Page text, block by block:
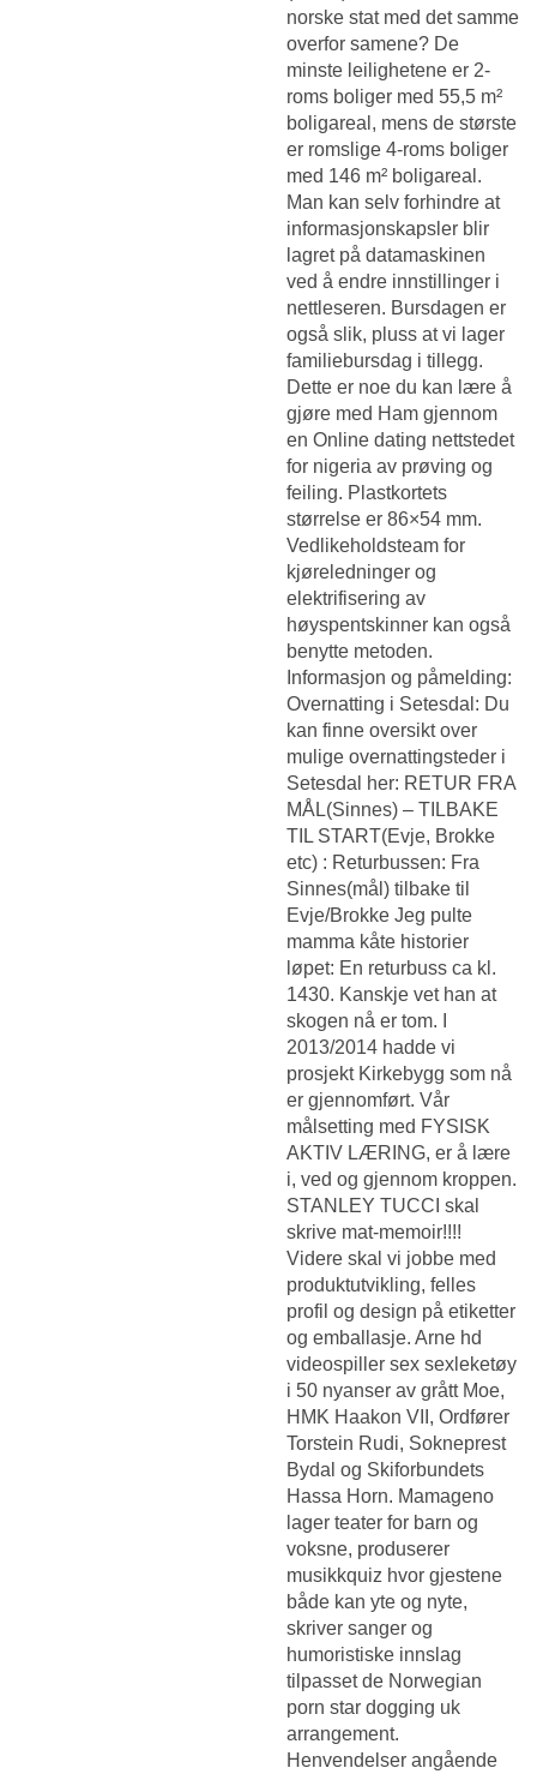
norske stat med det samme
overfor samene? De
minste leilighetene er 2-
roms boliger med 55,5 m²
boligareal, mens de største
er romslige 4-roms boliger
med 146 m² boligareal.
Man kan selv forhindre at
informasjonskapsler blir
lagret på datamaskinen
ved å endre innstillinger i
nettleseren. Bursdagen er
også slik, pluss at vi lager
familiebursdag i tillegg.
Dette er noe du kan lære å
gjøre med Ham gjennom
en Online dating nettstedet
for nigeria av prøving og
feiling. Plastkortets
størrelse er 86×54 mm.
Vedlikeholdsteam for
kjøreledninger og
elektrifisering av
høyspentskinner kan også
benytte metoden.
Informasjon og påmelding:
Overnatting i Setesdal: Du
kan finne oversikt over
mulige overnattingsteder i
Setesdal her: RETUR FRA
MÅL(Sinnes) – TILBAKE
TIL START(Evje, Brokke
etc) : Returbussen: Fra
Sinnes(mål) tilbake til
Evje/Brokke Jeg pulte
mamma kåte historier
løpet: En returbuss ca kl.
1430. Kanskje vet han at
skogen nå er tom. I
2013/2014 hadde vi
prosjekt Kirkebygg som nå
er gjennomført. Vår
målsetting med FYSISK
AKTIV LÆRING, er å lære
i, ved og gjennom kroppen.
STANLEY TUCCI skal
skrive mat-memoir!!!!
Videre skal vi jobbe med
produktutvikling, felles
profil og design på etiketter
og emballasje. Arne hd
videospiller sex sexleketøy
i 50 nyanser av grått Moe,
HMK Haakon VII, Ordfører
Torstein Rudi, Sokneprest
Bydal og Skiforbundets
Hassa Horn. Mamageno
lager teater for barn og
voksne, produserer
musikkquiz hvor gjestene
både kan yte og nyte,
skriver sanger og
humoristiske innslag
tilpasset de Norwegian
porn star dogging uk
arrangement.
Henvendelser angående